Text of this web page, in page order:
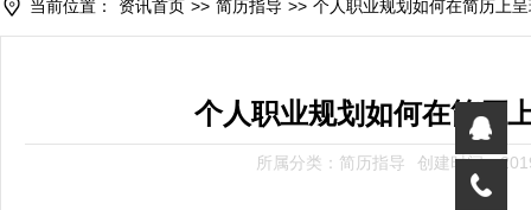
当前位置： 资讯首页 >> 简历指导 >> 个人职业规划如何在简历上
个人职业规划如何在简历
所属分类：简历指导 创建时间：